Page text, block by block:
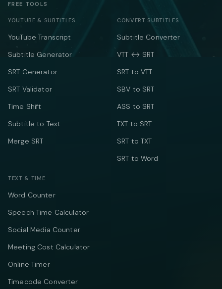
FREE TOOLS
YOUTUBE & SUBTITLES
YouTube Transcript
Subtitle Generator
SRT Generator
SRT Validator
Time Shift
Subtitle to Text
Merge SRT
CONVERT SUBTITLES
Subtitle Converter
VTT ↔ SRT
SRT to VTT
SBV to SRT
ASS to SRT
TXT to SRT
SRT to TXT
SRT to Word
TEXT & TIME
Word Counter
Speech Time Calculator
Social Media Counter
Meeting Cost Calculator
Online Timer
Timecode Converter